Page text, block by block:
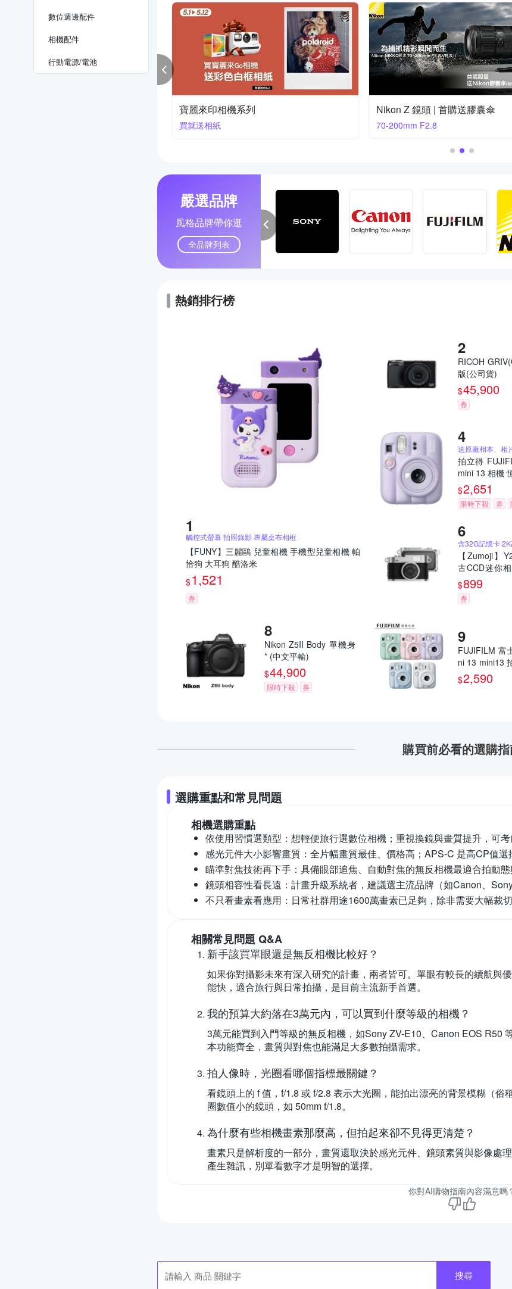
數位週邊配件
相機配件
行動電源/電池
寶麗來印相機系列
買就送相紙
Nikon Z 鏡頭 | 首購送膠囊傘
70-200mm F2.8
嚴選品牌
風格品牌帶你逛
全品牌列表
熱銷排行榜
觸控式螢幕 拍照錄影 專屬桌布相框
【FUNY】三麗鷗 兒童相機 手機型兒童相機 帕
恰狗 大耳狗 酷洛米
$1,521
券
RICOH
版(公司貨)
$45,900
券
拍立得
mini 13 相機
$2,651
限時下殺 券
【Zumoji】
古CCD迷你
記憶卡｜2k畫
網紅推薦款 穿
誕禮物
$899
券
Nikon Z5II Body 單機身
* (中文平輸)
$44,900
限時下殺 券
FUJIFILM 富
ni 13 mini13
馬上看相機 恆
$2,590
購買前必看的選購
選購重點和常見問題
相機選購重點
依使用習慣選類型： 想輕便旅行選數位相機；重視換鏡與畫質提升，可考
感光元件大小影響畫質： 全片幅畫質最佳、價格高；APS-C 是高CP值選
瞄準對焦技術再下手： 具備眼部追焦、自動對焦的無反相機最適合拍動態
鏡頭相容性看長遠： 計畫升級系統者，建議選主流品牌（如Canon、
不只看畫素看應用： 日常社群用途1600萬畫素已足夠，除非需要大幅裁
相關常見問題 Q&A
新手該買單眼還是無反相機比較好？
如果你對攝影未來有深入研究的計畫，兩者皆可。單眼有較長的續航與
能快，適合旅行與日常拍攝，是目前主流新手首選。
我的預算大約落在3萬元內，可以買到什麼等級的相機？
3萬元能買到入門等級的無反相機，如Sony ZV-E10、Canon EOS R50
本功能齊全，畫質與對焦也能滿足大多數拍攝需求。
拍人像時，光圈看哪個指標最關鍵？
看鏡頭上的 f 值，f/1.8 或 f/2.8 表示大光圈，能拍出漂亮的背景模糊（
圈數值小的鏡頭，如 50mm f/1.8。
為什麼有些相機畫素那麼高，但拍起來卻不見得更清楚？
畫素只是解析度的一部分，畫質還取決於感光元件、鏡頭素質與影像處
產生雜訊，別單看數字才是明智的選擇。
你對AI購物指南內容滿意嗎
搜尋